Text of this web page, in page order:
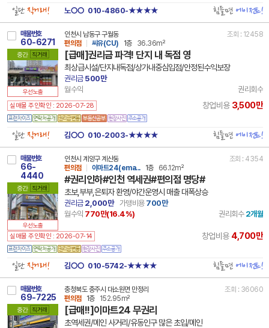
일단직거래! 노○○ 010-4860-★★★★ 힘들면에이전트!
매물번호
60-6271
중간 직거래
우선노출
인천시 남동구 구월동
조회 : 12458
편의점
씨유(CU) 1층 36.36m²
[급매]권리금 파격! 단지 내 독점 영
최상급시설/단지내독점/상가내중심입점/안정된수익보장
권리금500만
월수익
권리회수
실매물 주인확인 : 2026-07-28 창업비용 3,500만
일단직거래! 김○○ 010-2003-★★★★ 힘들면에이전트!
매물번호
66-
4440
중간 직거래
우선노출
인천시 계양구 계산동
조회 : 4354
편의점
이마트24(ema... 1층 66.12m²
#권리인하#인천 역세권#편의점 명당#
초보,부부,은퇴자 환영/야간운영시 매출 대폭상승
권리금2,000만 가맹비용700만
월수익 770만(16.4%) 권리회수 2개월
실매물 주인확인 : 2026-07-14 창업비용 4,700만
일단직거래! 김○○ 010-5742-★★★★ 힘들면에이전트!
매물번호
69-7225
중간 직거래
충청북도 충주시 대소원면 만정리
조회 : 36060
편의점
1층 152.95m²
[급매!!]이마트24 무권리
초역세권/메인 사거리/유동인구 많은 초입/메인